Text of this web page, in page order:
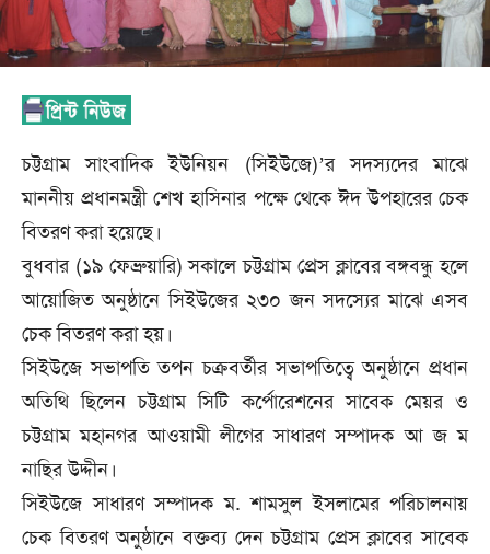
চট্টগ্রাম সাংবাদিক ইউনিয়ন (সিইউজে)’র সদস্যদের মাঝে
মাননীয় প্রধানমন্ত্রী শেখ হাসিনার পক্ষে থেকে ঈদ উপহারের চেক
বিতরণ করা হয়েছে।
বুধবার (১৯ ফেব্রুয়ারি) সকালে চট্টগ্রাম প্রেস ক্লাবের বঙ্গবন্ধু হলে
আয়োজিত অনুষ্ঠানে সিইউজের ২৩০ জন সদস্যের মাঝে এসব
চেক বিতরণ করা হয়।
সিইউজে সভাপতি তপন চক্রবর্তীর সভাপতিত্বে অনুষ্ঠানে প্রধান
অতিথি ছিলেন চট্টগ্রাম সিটি কর্পোরেশনের সাবেক মেয়র ও
চট্টগ্রাম মহানগর আওয়ামী লীগের সাধারণ সম্পাদক আ জ ম
নাছির উদ্দীন।
সিইউজে সাধারণ সম্পাদক ম. শামসুল ইসলামের পরিচালনায়
চেক বিতরণ অনুষ্ঠানে বক্তব্য দেন চট্টগ্রাম প্রেস ক্লাবের সাবেক